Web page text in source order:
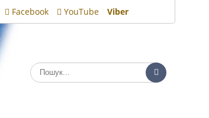
Facebook YouTube Viber